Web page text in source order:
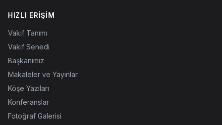
HIZLI ERIŞIM
Vakıf Tanımı
Vakıf Senedi
Başkanımız
Makaleler ve Yayınlar
Köşe Yazıları
Konferanslar
Fotoğraf Galerisi